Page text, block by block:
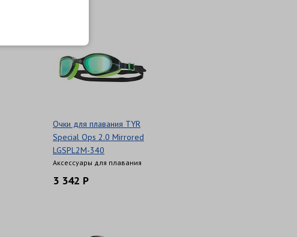
Очки для плавания TYR
Special Ops 2.0 Mirrored
LGSPL2M-340
Аксессуары для плавания
3 342 Р